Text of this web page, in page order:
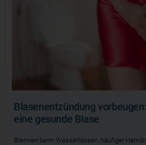
Blasenentzündung
eine gesunde Blase
Brennen beim Wasserlassen, häufiger